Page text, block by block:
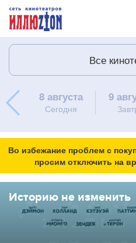
Все
8 августа
Сегодня
9
Во избежание проблем с
просим отключить на
Историю не изменить